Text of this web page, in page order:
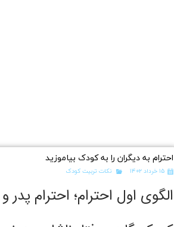
احترام به دیگران را به کودک بیاموزید
۱۵ خرداد ۱۴۰۲ نکات تربیت کودک
الگوی اول احترام؛ احترام پدر